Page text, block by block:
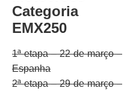
Categoria
EMX250
1ª etapa – 22 de março –
Espanha
2ª etapa – 29 de março –